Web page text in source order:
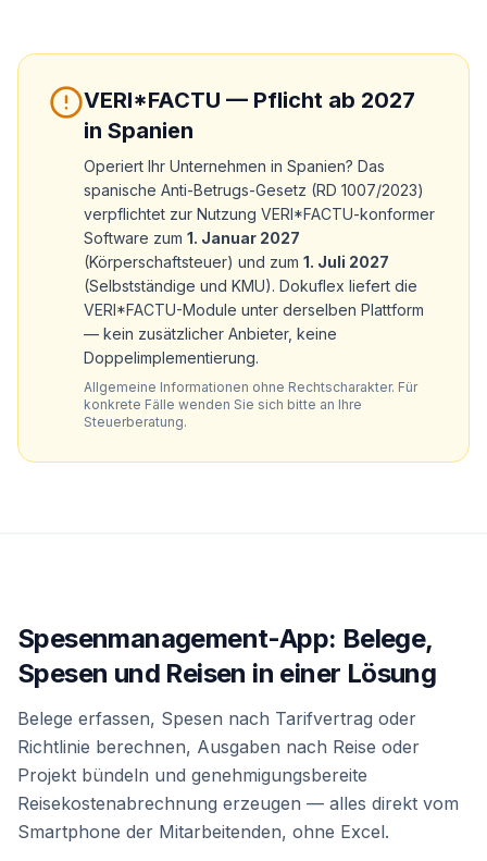
VERI*FACTU — Pflicht ab 2027
in Spanien
Operiert Ihr Unternehmen in Spanien? Das
spanische Anti-Betrugs-Gesetz (RD 1007/2023)
verpflichtet zur Nutzung VERI*FACTU-konformer
Software zum 1. Januar 2027
(Körperschaftsteuer) und zum 1. Juli 2027
(Selbstständige und KMU). Dokuflex liefert die
VERI*FACTU-Module unter derselben Plattform
— kein zusätzlicher Anbieter, keine
Doppelimplementierung.
Allgemeine Informationen ohne Rechtscharakter. Für
konkrete Fälle wenden Sie sich bitte an Ihre
Steuerberatung.
Spesenmanagement-App: Belege,
Spesen und Reisen in einer Lösung
Belege erfassen, Spesen nach Tarifvertrag oder
Richtlinie berechnen, Ausgaben nach Reise oder
Projekt bündeln und genehmigungsbereite
Reisekostenabrechnung erzeugen — alles direkt vom
Smartphone der Mitarbeitenden, ohne Excel.